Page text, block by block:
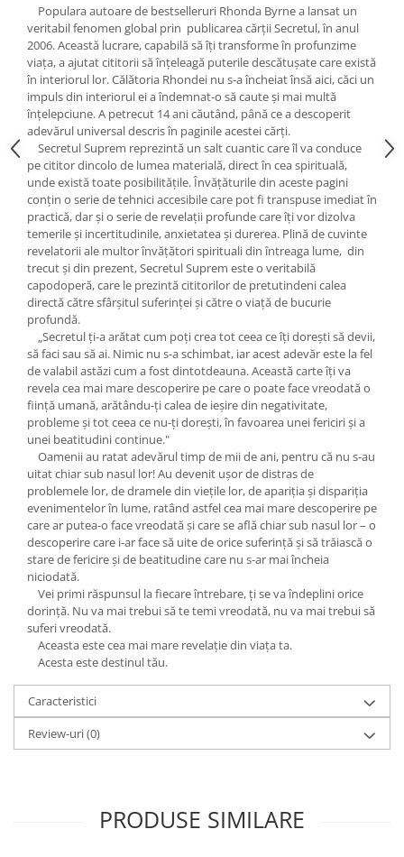
Supă de pui pentru suflet
Yoga
Oracol
Spiritualitate şi ştiinţă
Fără categorie
Cunoaștere
Populara autoare de bestselleruri Rhonda Byrne a lansat un
veritabil fenomen global prin publicarea cărţii Secretul, în anul
2006. Această lucrare, capabilă să îţi transforme în profunzime
viaţa, a ajutat cititorii să înţeleagă puterile descătuşate care există
în interiorul lor. Călătoria Rhondei nu s-a încheiat însă aici, căci un
impuls din interiorul ei a îndemnat-o să caute şi mai multă
înţelepciune. A petrecut 14 ani căutând, până ce a descoperit
adevărul universal descris în paginile acestei cărţi.
Secretul Suprem reprezintă un salt cuantic care îl va conduce
pe cititor dincolo de lumea materială, direct în cea spirituală,
unde există toate posibilităţile. Învăţăturile din aceste pagini
conţin o serie de tehnici accesibile care pot fi transpuse imediat în
practică, dar şi o serie de revelaţii profunde care îţi vor dizolva
temerile şi incertitudinile, anxietatea şi durerea. Plină de cuvinte
revelatorii ale multor învăţători spirituali din întreaga lume, din
trecut şi din prezent, Secretul Suprem este o veritabilă
capodoperă, care le prezintă cititorilor de pretutindeni calea
directă către sfârşitul suferinţei şi către o viaţă de bucurie
profundă.
„Secretul ţi-a arătat cum poţi crea tot ceea ce îţi doreşti să devii,
să faci sau să ai. Nimic nu s-a schimbat, iar acest adevăr este la fel
de valabil astăzi cum a fost dintotdeauna. Această carte îţi va
revela cea mai mare descoperire pe care o poate face vreodată o
fiinţă umană, arătându-ţi calea de ieşire din negativitate,
probleme şi tot ceea ce nu-ţi doreşti, în favoarea unei fericiri şi a
unei beatitudini continue."
Oamenii au ratat adevărul timp de mii de ani, pentru că nu s-au
uitat chiar sub nasul lor! Au devenit uşor de distras de
problemele lor, de dramele din vieţile lor, de apariţia şi dispariţia
evenimentelor în lume, ratând astfel cea mai mare descoperire pe
care ar putea-o face vreodată şi care se află chiar sub nasul lor – o
descoperire care i-ar face să uite de orice suferinţă şi să trăiască o
stare de fericire şi de beatitudine care nu s-ar mai încheia
niciodată.
Vei primi răspunsul la fiecare întrebare, ţi se va îndeplini orice
dorinţă. Nu va mai trebui să te temi vreodată, nu va mai trebui să
suferi vreodată.
Aceasta este cea mai mare revelaţie din viaţa ta.
Acesta este destinul tău.
Caracteristici
Review-uri(0)
PRODUSE SIMILARE